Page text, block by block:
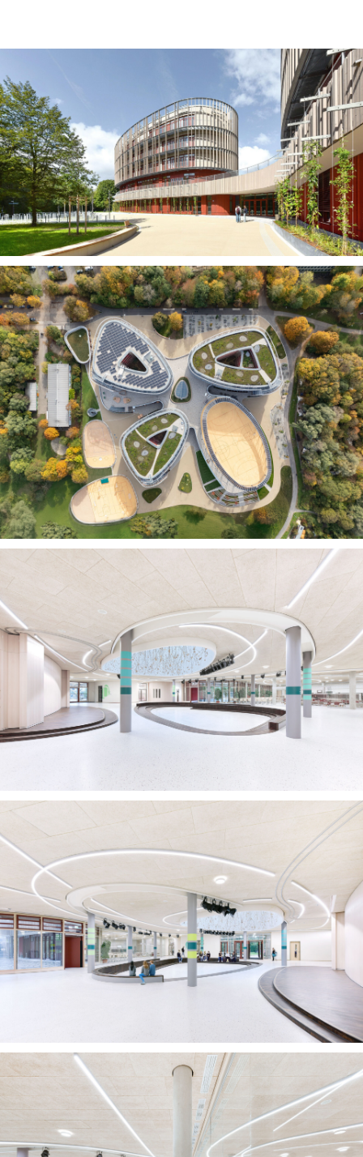
chronologisch
Büro und Verwaltung
Kultur und Öffentliche Bauten
Gesundheit und Labor
Bildung und Forschung
Handel und Gewerbe
Wohnen und Hotel
Revitalisierung
Profil
Team
Kontakt